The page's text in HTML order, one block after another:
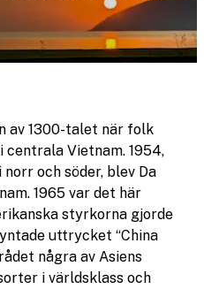
av 1300-talet när folk
centrala Vietnam. 1954,
och söder, blev Da
1965 var det här
styrkorna gjorde
uttrycket “China
några av Asiens
i världsklass och